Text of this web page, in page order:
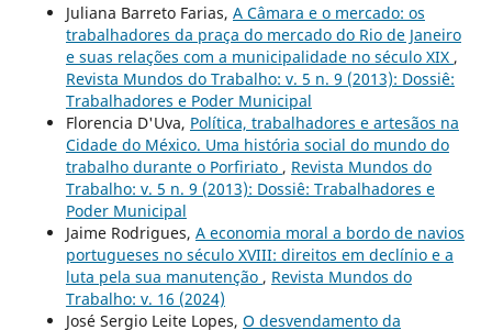
Juliana Barreto Farias, A Câmara e o mercado: os
trabalhadores da praça do mercado do Rio de Janeiro
e suas relações com a municipalidade no século XIX ,
Revista Mundos do Trabalho: v. 5 n. 9 (2013): Dossiê:
Trabalhadores e Poder Municipal
Florencia D'Uva, Política, trabalhadores e artesãos na
Cidade do México. Uma história social do mundo do
trabalho durante o Porfiriato , Revista Mundos do
Trabalho: v. 5 n. 9 (2013): Dossiê: Trabalhadores e
Poder Municipal
Jaime Rodrigues, A economia moral a bordo de navios
portugueses no século XVIII: direitos em declínio e a
luta pela sua manutenção , Revista Mundos do
Trabalho: v. 16 (2024)
José Sergio Leite Lopes, O desvendamento da